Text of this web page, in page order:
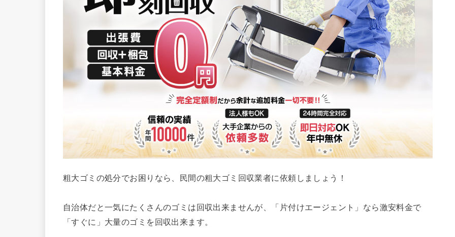
粗大ゴミの処分でお困りなら、民間の粗大ゴミ回収業者に依頼しましょう！
自治体だと一気にたくさんのゴミは回収出来ませんが、「片付けエージェント」なら激安料金で
「すぐに」大量のゴミを回収出来ます。